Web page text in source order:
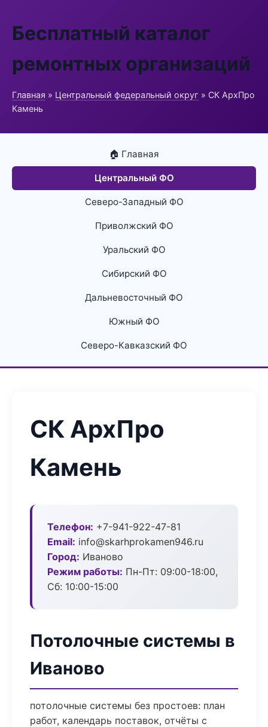
Бесплатный каталог
ремонтных организаций
Главная » Центральный федеральный округ » СК АрхПро
Камень
🏠 Главная
Центральный ФО
Северо-Западный ФО
Приволжский ФО
Уральский ФО
Сибирский ФО
Дальневосточный ФО
Южный ФО
Северо-Кавказский ФО
СК АрхПро
Камень
Телефон: +7-941-922-47-81
Email: info@skarhprokamen946.ru
Город: Иваново
Режим работы: Пн-Пт: 09:00-18:00,
Сб: 10:00-15:00
Потолочные системы в
Иваново
потолочные системы без простоев: план
работ, календарь поставок, отчёты с